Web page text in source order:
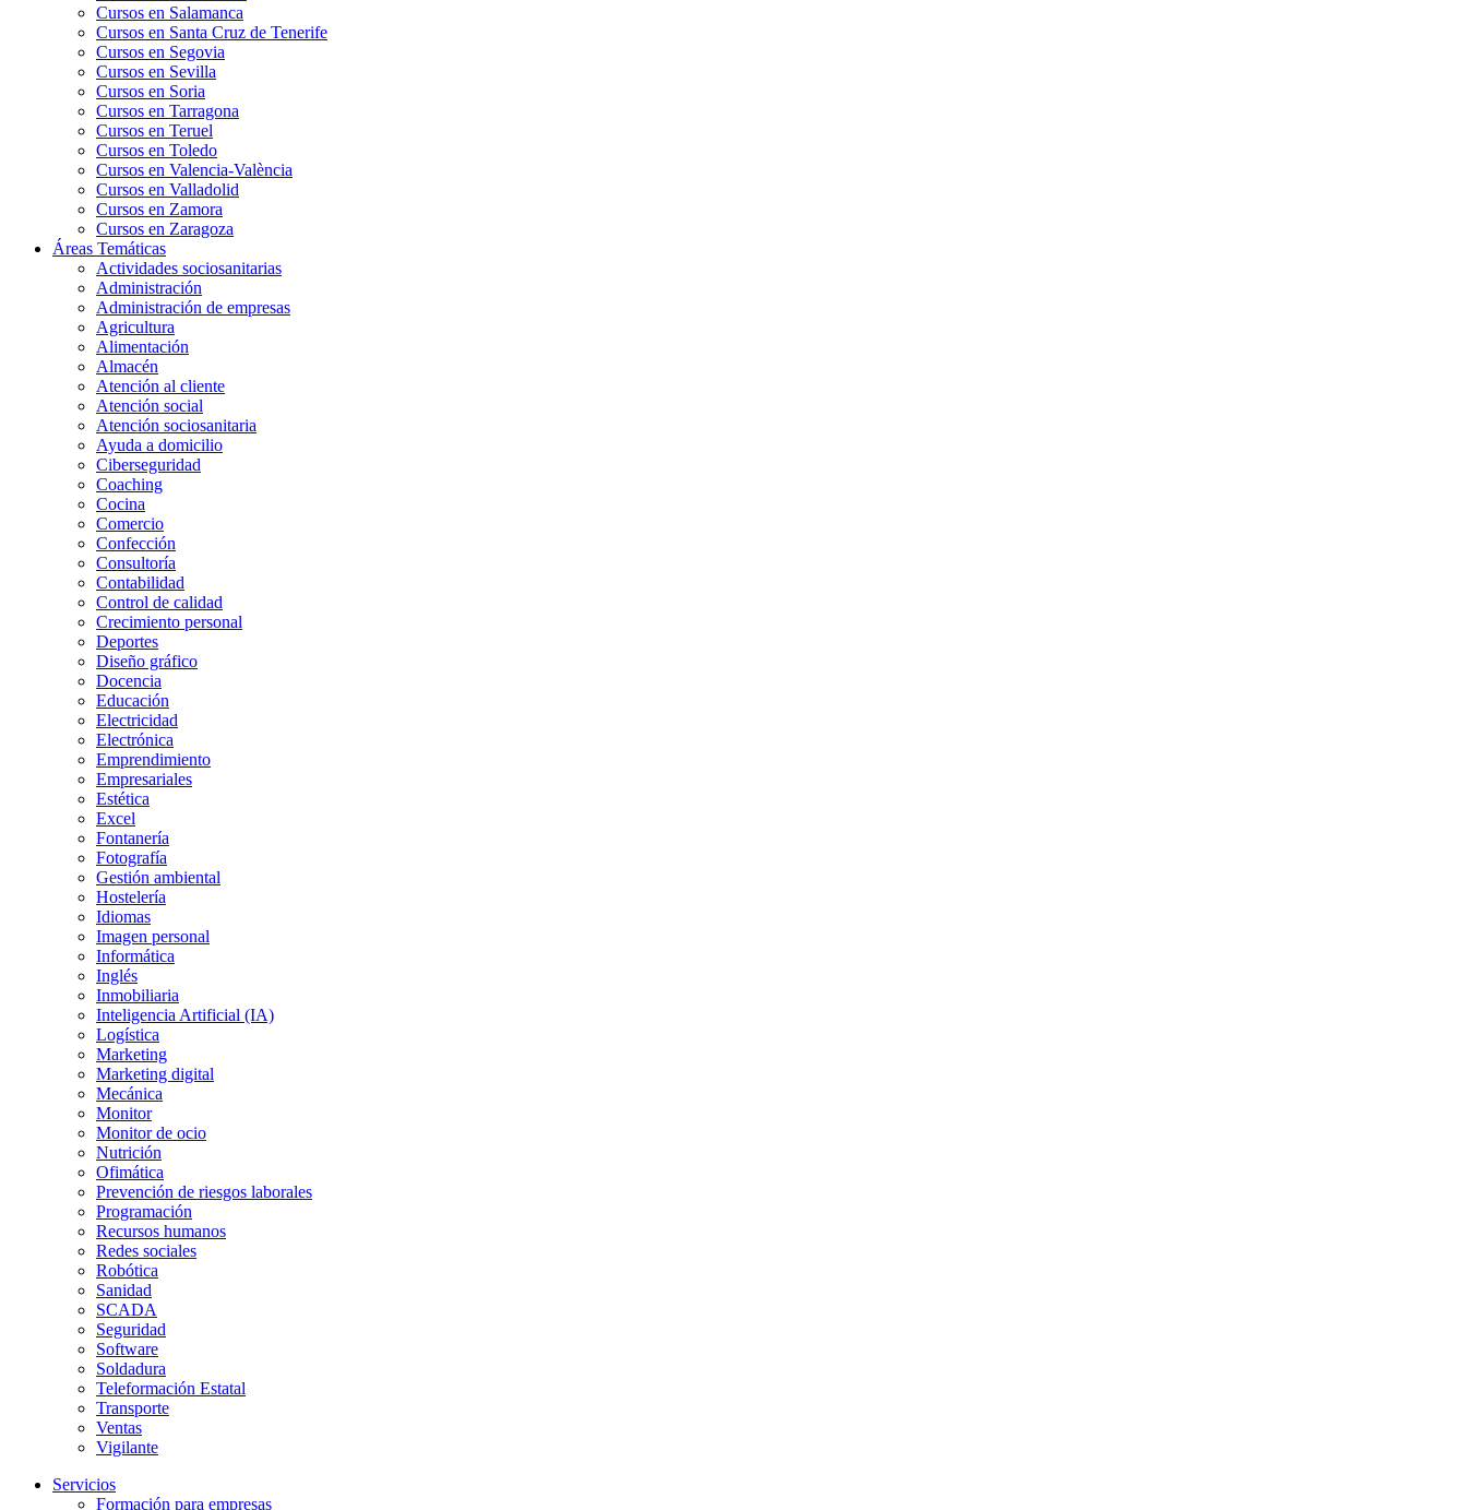
Cursos en Salamanca
Cursos en Santa Cruz de Tenerife
Cursos en Segovia
Cursos en Sevilla
Cursos en Soria
Cursos en Tarragona
Cursos en Teruel
Cursos en Toledo
Cursos en Valencia-València
Cursos en Valladolid
Cursos en Zamora
Cursos en Zaragoza
Áreas Temáticas
Actividades sociosanitarias
Administración
Administración de empresas
Agricultura
Alimentación
Almacén
Atención al cliente
Atención social
Atención sociosanitaria
Ayuda a domicilio
Ciberseguridad
Coaching
Cocina
Comercio
Confección
Consultoría
Contabilidad
Control de calidad
Crecimiento personal
Deportes
Diseño gráfico
Docencia
Educación
Electricidad
Electrónica
Emprendimiento
Empresariales
Estética
Excel
Fontanería
Fotografía
Gestión ambiental
Hostelería
Idiomas
Imagen personal
Informática
Inglés
Inmobiliaria
Inteligencia Artificial (IA)
Logística
Marketing
Marketing digital
Mecánica
Monitor
Monitor de ocio
Nutrición
Ofimática
Prevención de riesgos laborales
Programación
Recursos humanos
Redes sociales
Robótica
Sanidad
SCADA
Seguridad
Software
Soldadura
Teleformación Estatal
Transporte
Ventas
Vigilante
Servicios
Formación para empresas